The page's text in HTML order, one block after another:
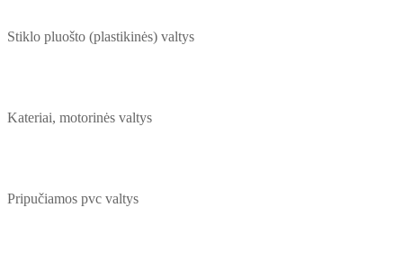
Stiklo pluošto (plastikinės) valtys
Kateriai, motorinės valtys
Pripučiamos pvc valtys